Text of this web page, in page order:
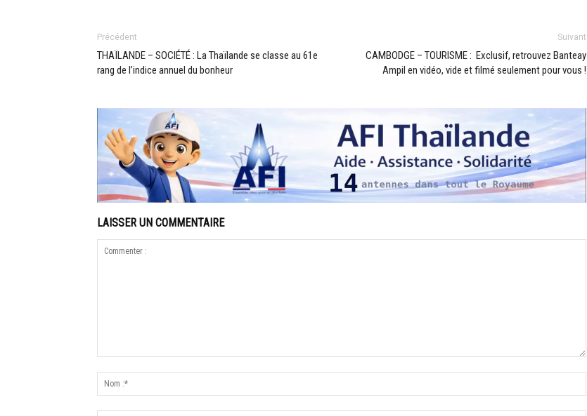
Précédent
THAÏLANDE – SOCIÉTÉ : La Thaïlande se classe au 61e
rang de l’indice annuel du bonheur
Suivant
CAMBODGE – TOURISME : Exclusif, retrouvez Banteay
Ampil en vidéo, vide et filmé seulement pour vous !
LAISSER UN COMMENTAIRE